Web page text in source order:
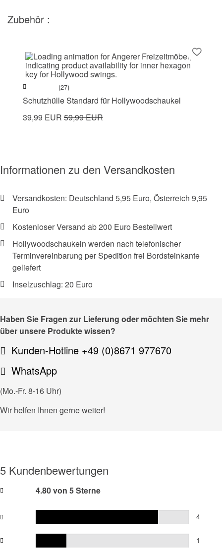
Zubehör :
(27)
Schutzhülle Standard für Hollywoodschaukel
39,99 EUR 59,99 EUR
Informationen zu den Versandkosten
Versandkosten: Deutschland 5,95 Euro, Österreich 9,95
Euro
Kostenloser Versand ab 200 Euro Bestellwert
Hollywoodschaukeln werden nach telefonischer
Terminvereinbarung per Spedition frei Bordsteinkante
geliefert
Inselzuschlag: 20 Euro
Haben Sie Fragen zur Lieferung oder möchten Sie mehr
über unsere Produkte wissen?
Kunden-Hotline +49 (0)8671 977670
WhatsApp
(Mo.-Fr. 8-16 Uhr)
Wir helfen Ihnen gerne weiter!
5 Kundenbewertungen
4.80 von 5 Sterne
4
1